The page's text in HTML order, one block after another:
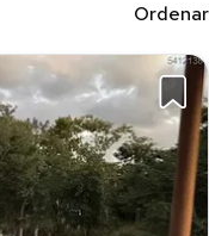
Ordenar